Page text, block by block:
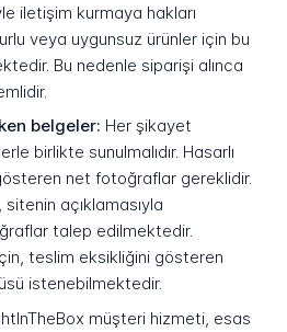
iletişim kurmaya hakları
veya uygunsuz ürünler için bu
Bu nedenle siparişi alınca
belgeler: Her şikayet
birlikte sunulmalıdır. Hasarlı
net fotoğraflar gereklidir.
açıklamasıyla
talep edilmektedir.
teslim eksikliğini gösteren
istenebilmektedir.
müşteri hizmeti, esas